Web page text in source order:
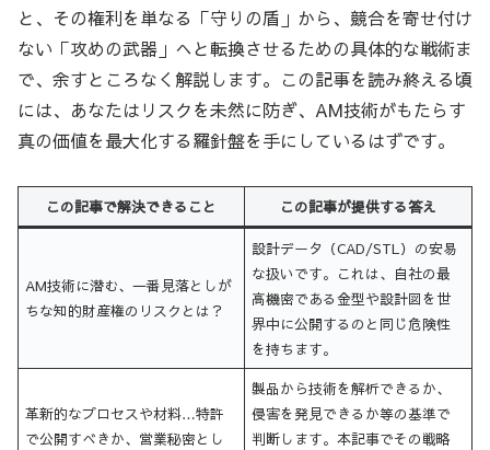
と、その権利を単なる「守りの盾」から、競合を寄せ付け
ない「攻めの武器」へと転換させるための具体的な戦術ま
で、余すところなく解説します。この記事を読み終える頃
には、あなたはリスクを未然に防ぎ、AM技術がもたらす
真の価値を最大化する羅針盤を手にしているはずです。
この記事で解決できること この記事が提供する答え
AM技術に潜む、一番見落としが
ちな知的財産権のリスクとは？
設計データ（CAD/STL）の安易
な扱いです。これは、自社の最
高機密である金型や設計図を世
界中に公開するのと同じ危険性
を持ちます。
革新的なプロセスや材料…特許
で公開すべきか、営業秘密とし
製品から技術を解析できるか、
侵害を発見できるか等の基準で
判断します。本記事でその戦略